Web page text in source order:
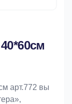
арт.772 вы